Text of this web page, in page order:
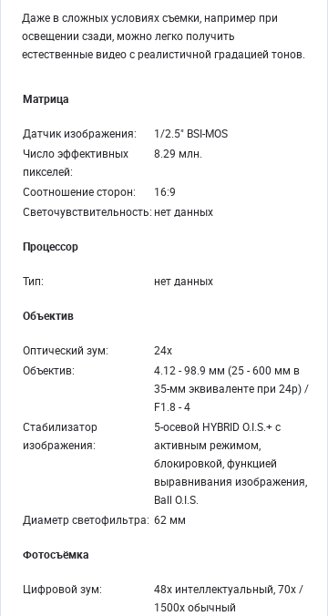
Даже в сложных условиях съемки, например при
освещении сзади, можно легко получить
естественные видео с реалистичной градацией тонов.
Матрица
Датчик изображения:
1/2.5" BSI-MOS
Число эффективных
пикселей:
8.29 млн.
Соотношение сторон:
16:9
Светочувствительность: нет данных
Процессор
Тип: нет данных
Объектив
Оптический зум:
24х
Объектив:
4.12 - 98.9 мм (25 - 600 мм в
35-мм эквиваленте при 24р) /
F1.8 - 4
Стабилизатор
изображения:
5-осевой HYBRID O.I.S.+ с
активным режимом,
блокировкой, функцией
выравнивания изображения,
Ball O.I.S.
Диаметр светофильтра: 62 мм
Фотосъёмка
Цифровой зум:
48х интеллектуальный, 70х /
1500х обычный